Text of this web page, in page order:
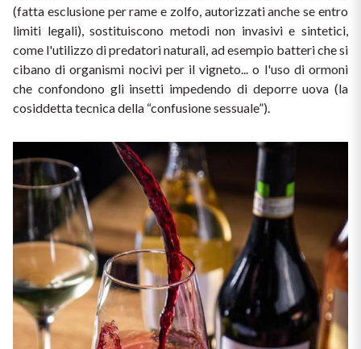
Puglia
Sicilia
Toscana
Umbria
La Champagne
Casali 1900
Lambrusco e Spergola
PROVENIENZA
Vini Lucani
Vini Friulani
Vini Laziali
Vini Lombardi
Vini Piemontesi
Vini Pugliesi
(fatta esclusione per rame e zolfo, autorizzati anche se entro
limiti legali), sostituiscono metodi non invasivi e sintetici,
come l'utilizzo di predatori naturali, ad esempio batteri che si
cibano di organismi nocivi per il vigneto... o l'uso di ormoni
che confondono gli insetti impedendo di deporre uova (la
cosiddetta tecnica della “confusione sessuale”).